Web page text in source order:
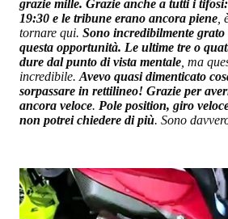
grazie mille. Grazie anche a tutti i
19:30 e le tribune erano ancora piene
tornare qui. Sono incredibilmente
questa opportunità. Le ultime tre o
dure dal punto di vista mentale , ma
incredibile. Avevo quasi dimenticato
sorpassare in rettilineo! Grazie per
ancora veloce. Pole position, giro
non potrei chiedere di più. Sono